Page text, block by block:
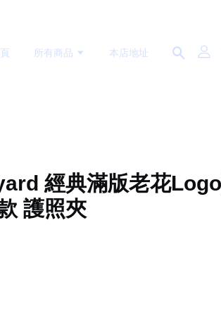
所有商品 本店地址
經典滿版老花
護照夾